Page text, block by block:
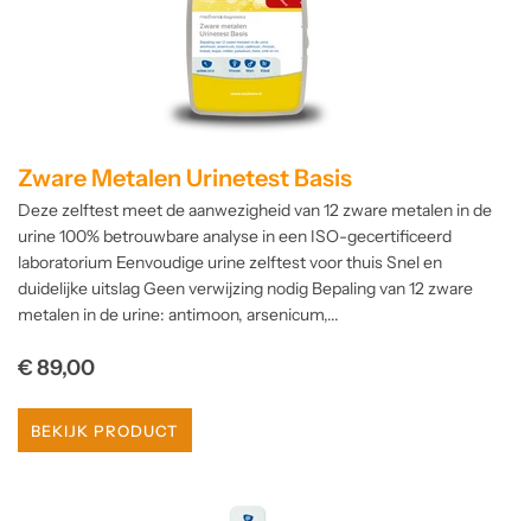
Zware Metalen Urinetest Basis
Deze zelftest meet de aanwezigheid van 12 zware metalen in de
urine 100% betrouwbare analyse in een ISO-gecertificeerd
laboratorium Eenvoudige urine zelftest voor thuis Snel en
duidelijke uitslag Geen verwijzing nodig Bepaling van 12 zware
metalen in de urine: antimoon, arsenicum,...
Normale
€ 89,00
BEKIJK PRODUCT